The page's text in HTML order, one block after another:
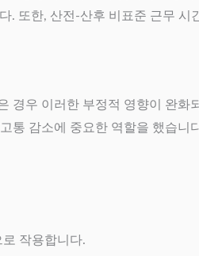
. 또한, 산전-산후 비표준 근무 시
경우 이러한 부정적 영향이 완화
통 감소에 중요한 역할을 했습니
작용합니다.